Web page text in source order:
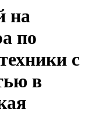
на
по
с
в